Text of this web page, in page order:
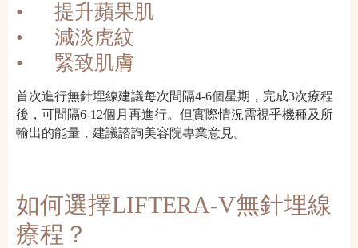
•
提升蘋果肌
•
減淡虎紋
•
緊致肌膚
首次進行無針埋線建議每次間隔4-6個星期，完成3次療程
後，可間隔6-12個月再進行。但實際情況需視乎機種及所
輸出的能量，建議諮詢美容院專業意見。
如何選擇LIFTERA-V無針埋線
療程？